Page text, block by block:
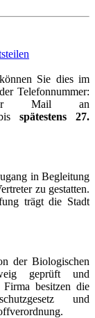
Sie dies im
Telefonnummer:
Mail an
spätestens 27.
in Begleitung
zu gestatten.
trägt die Stadt
der Biologischen
geprüft und
besitzen die
und